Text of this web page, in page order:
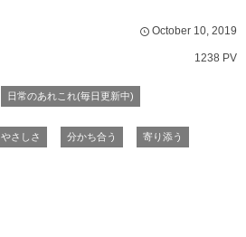
October 10 2019
1238 PV
日常のあれこれ(毎日更新中)
やさしさ 分かち合う 寄り添う